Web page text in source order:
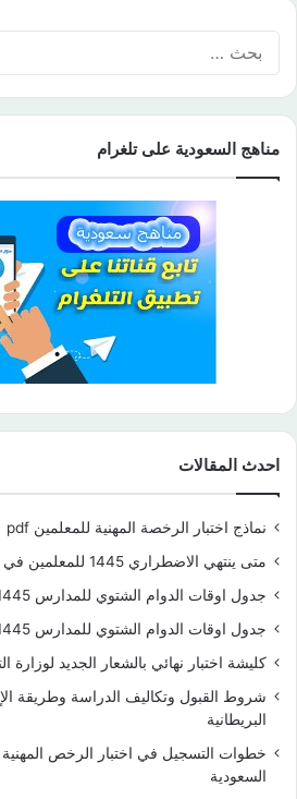
مناهج السعودية على تلغرام
احدث المقالات
نماذج اختبار الرخصة المهنية للمعلمين pdf
متى ينتهي الاضطراري 1445 للمعلمين في السعودية
جدول اوقات الدوام الشتوي للمدارس 1445 الدمام
جدول اوقات الدوام الشتوي للمدارس 1445 حائل
كليشة اختبار نهائي بالشعار الجديد لوزارة
شروط القبول وتكاليف الدراسة وطريقة
البريطانية
خطوات التسجيل في اختبار الرخص
السعودية